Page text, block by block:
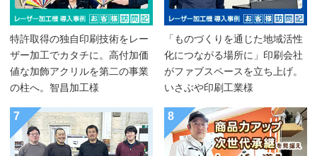
特許取得の独自印刷技術をレー
ザー加工でカタチに。高付加価
値な加飾アクリルを第二の事業
の柱へ。智昌加工様
「ものづくりを通じた地域活性
化につながる場所に」印刷会社
がファブスペースを立ち上げ。
いさぶや印刷工業様
7 8